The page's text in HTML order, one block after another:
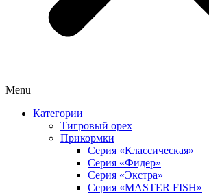
Menu
Категории
Тигровый орех
Прикормки
Серия «Классическая»
Серия «Фидер»
Серия «Экстра»
Серия «MASTER FISH»